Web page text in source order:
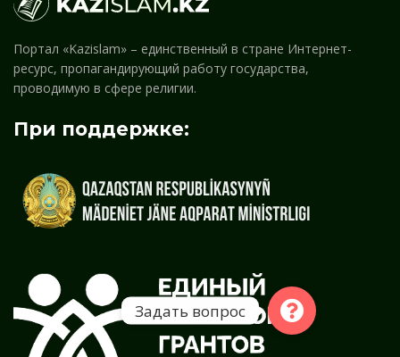
Портал «Kazislam» – единственный в стране Интернет-
ресурс, пропагандирующий работу государства,
проводимую в сфере религии.
При поддержке:
Задать вопрос